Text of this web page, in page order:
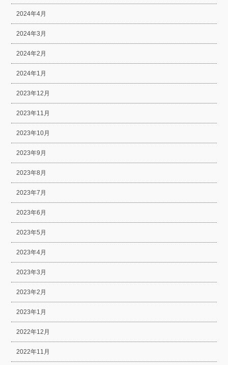
2024年4月
2024年3月
2024年2月
2024年1月
2023年12月
2023年11月
2023年10月
2023年9月
2023年8月
2023年7月
2023年6月
2023年5月
2023年4月
2023年3月
2023年2月
2023年1月
2022年12月
2022年11月